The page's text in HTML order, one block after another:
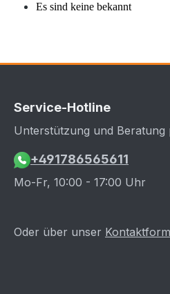
Es sind keine bekannt
Service-Hotline
Unterstützung und Beratung
+491786565611
Mo-Fr, 10:00 - 17:00 Uhr
Oder über unser